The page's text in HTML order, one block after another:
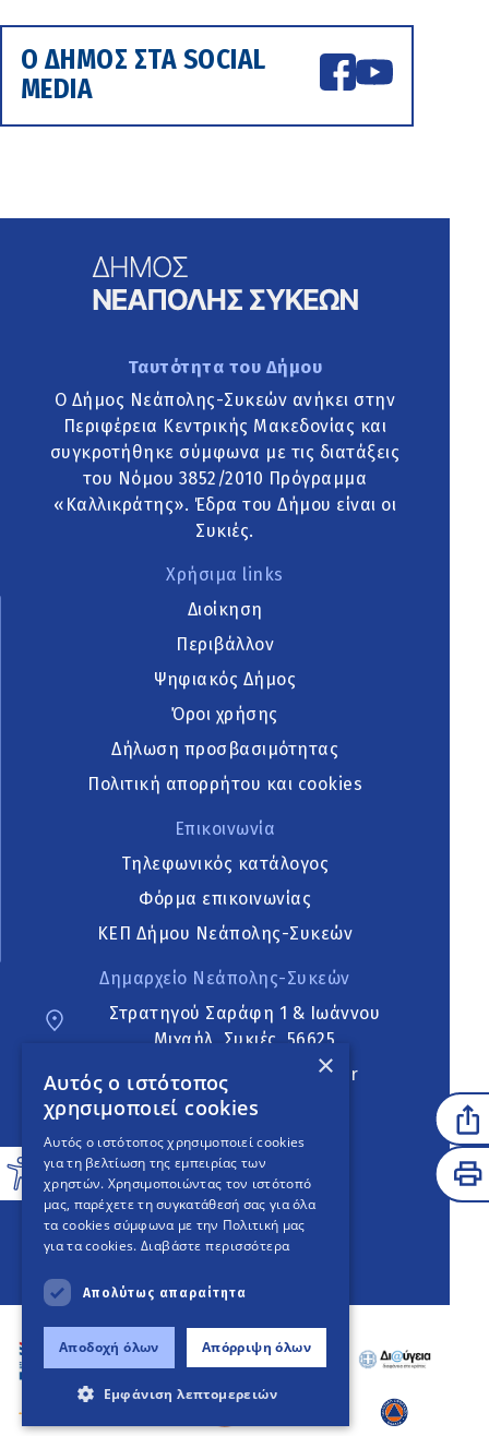
Ο ΔΗΜΟΣ ΣΤΑ SOCIAL
MEDIA
Ταυτότητα του Δήμου
Ο Δήμος Νεάπολης-Συκεών ανήκει στην
Περιφέρεια Κεντρικής Μακεδονίας και
συγκροτήθηκε σύμφωνα με τις διατάξεις
του Νόμου 3852/2010 Πρόγραμμα
«Καλλικράτης». Έδρα του Δήμου είναι οι
Συκιές.
Χρήσιμα links
Διοίκηση
Περιβάλλον
Ψηφιακός Δήμος
Όροι χρήσης
Δήλωση προσβασιμότητας
Πολιτική απορρήτου και cookies
Επικοινωνία
Τηλεφωνικός κατάλογος
Φόρμα επικοινωνίας
ΚΕΠ Δήμου Νεάπολης-Συκεών
Δημαρχείο Νεάπολης-Συκεών
Στρατηγού Σαράφη 1 & Ιωάννου
Μιχαήλ, Συκιές, 56625
neapoli.sykies@ddt.gov.gr
Ακολουθήστε
English Version
An project
×
Αυτός ο ιστότοπος
χρησιμοποιεί cookies
Αυτός ο ιστότοπος χρησιμοποιεί cookies
για τη βελτίωση της εμπειρίας των
χρηστών. Χρησιμοποιώντας τον ιστότοπό
μας, παρέχετε τη συγκατάθεσή σας για όλα
τα cookies σύμφωνα με την Πολιτική μας
για τα cookies. Διαβάστε περισσότερα
Απολύτως απαραίτητα
Αποδοχή όλων Απόρριψη όλων
Εμφάνιση λεπτομερειών